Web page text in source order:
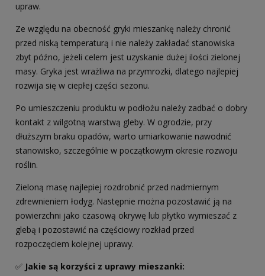
upraw.
Ze względu na obecność gryki mieszankę należy chronić
przed niską temperaturą i nie należy zakładać stanowiska
zbyt późno, jeżeli celem jest uzyskanie dużej ilości zielonej
masy. Gryka jest wrażliwa na przymrozki, dlatego najlepiej
rozwija się w ciepłej części sezonu.
Po umieszczeniu produktu w podłożu należy zadbać o dobry
kontakt z wilgotną warstwą gleby. W ogrodzie, przy
dłuższym braku opadów, warto umiarkowanie nawodnić
stanowisko, szczególnie w początkowym okresie rozwoju
roślin.
Zieloną masę najlepiej rozdrobnić przed nadmiernym
zdrewnieniem łodyg. Następnie można pozostawić ją na
powierzchni jako czasową okrywę lub płytko wymieszać z
glebą i pozostawić na częściowy rozkład przed
rozpoczęciem kolejnej uprawy.
✅ Jakie są korzyści z uprawy mieszanki: